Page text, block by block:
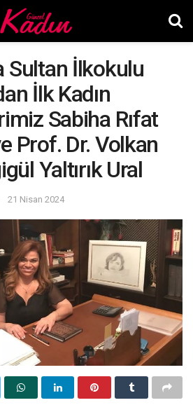
Sultan İlkokulu
İlk Kadın
Sabiha Rıfat
Prof. Dr. Volkan
Yaltırık Ural
21 Nisan 2024